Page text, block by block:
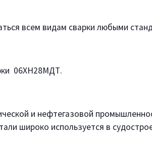
всем видам сварки любыми
06ХН28МДТ.
и нефтегазовой
широко используется в